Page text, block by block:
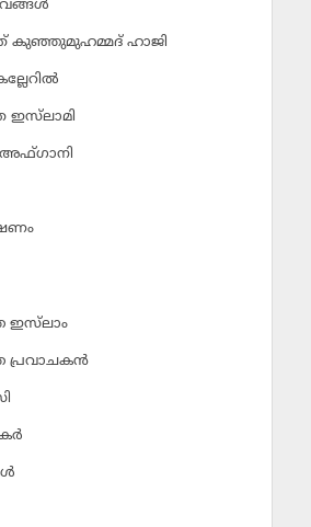
കുഞ്ഞുമുഹമ്മദ് ഹാജി
ഇസ്‌ലാമി
അഫ്ഗാനി
ഇസ്‌ലാം
പ്രവാചകന്‍